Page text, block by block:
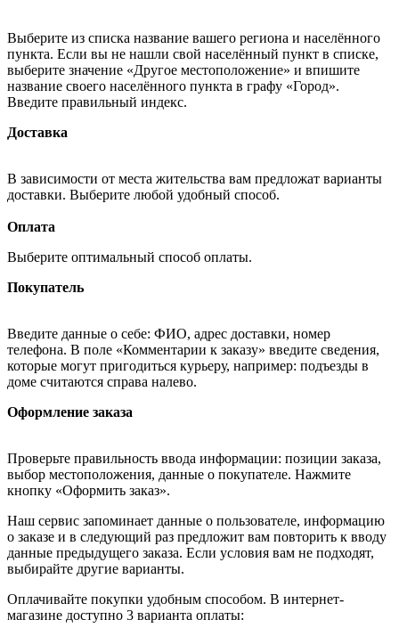
Выберите из списка название вашего региона и населённого
пункта. Если вы не нашли свой населённый пункт в списке,
выберите значение «Другое местоположение» и впишите
название своего населённого пункта в графу «Город».
Введите правильный индекс.
Доставка
В зависимости от места жительства вам предложат варианты
доставки. Выберите любой удобный способ.
Оплата
Выберите оптимальный способ оплаты.
Покупатель
Введите данные о себе: ФИО, адрес доставки, номер
телефона. В поле «Комментарии к заказу» введите сведения,
которые могут пригодиться курьеру, например: подъезды в
доме считаются справа налево.
Оформление заказа
Проверьте правильность ввода информации: позиции заказа,
выбор местоположения, данные о покупателе. Нажмите
кнопку «Оформить заказ».
Наш сервис запоминает данные о пользователе, информацию
о заказе и в следующий раз предложит вам повторить к вводу
данные предыдущего заказа. Если условия вам не подходят,
выбирайте другие варианты.
Оплачивайте покупки удобным способом. В интернет-
магазине доступно 3 варианта оплаты: